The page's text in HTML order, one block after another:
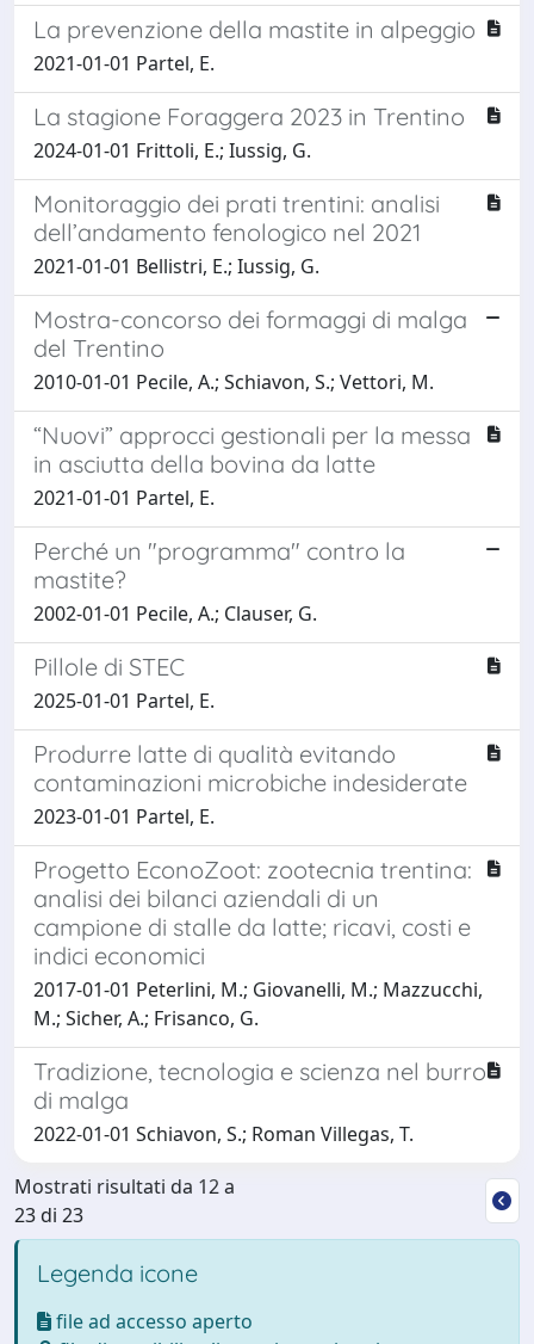
La prevenzione della mastite in alpeggio
2021-01-01 Partel, E.
La stagione Foraggera 2023 in Trentino
2024-01-01 Frittoli, E.; Iussig, G.
Monitoraggio dei prati trentini: analisi
dell’andamento fenologico nel 2021
2021-01-01 Bellistri, E.; Iussig, G.
Mostra-concorso dei formaggi di malga
del Trentino
2010-01-01 Pecile, A.; Schiavon, S.; Vettori, M.
“Nuovi” approcci gestionali per la messa
in asciutta della bovina da latte
2021-01-01 Partel, E.
Perché un "programma" contro la
mastite?
2002-01-01 Pecile, A.; Clauser, G.
Pillole di STEC
2025-01-01 Partel, E.
Produrre latte di qualità evitando
contaminazioni microbiche indesiderate
2023-01-01 Partel, E.
Progetto EconoZoot: zootecnia trentina:
analisi dei bilanci aziendali di un
campione di stalle da latte; ricavi, costi e
indici economici
2017-01-01 Peterlini, M.; Giovanelli, M.; Mazzucchi,
M.; Sicher, A.; Frisanco, G.
Tradizione, tecnologia e scienza nel burro
di malga
2022-01-01 Schiavon, S.; Roman Villegas, T.
Mostrati risultati da 12 a
23 di 23
Legenda icone
file ad accesso aperto